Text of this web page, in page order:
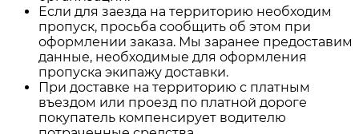
Если для заезда на территорию необходим
пропуск, просьба сообщить об этом при
оформлении заказа. Мы заранее предоставим
данные, необходимые для оформления
пропуска экипажу доставки.
При доставке на территорию с платным
въездом или проезд по платной дороге
покупатель компенсирует водителю